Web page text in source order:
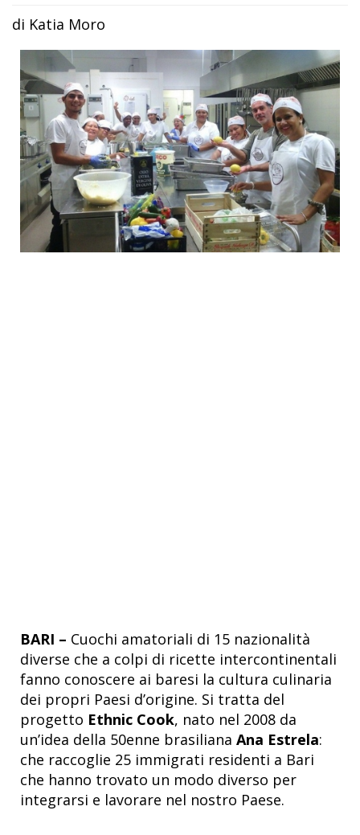
di Katia Moro
BARI – Cuochi amatoriali di 15 nazionalità
diverse che a colpi di ricette intercontinentali
fanno conoscere ai baresi la cultura culinaria
dei propri Paesi d’origine. Si tratta del
progetto Ethnic Cook, nato nel 2008 da
un’idea della 50enne brasiliana Ana Estrela:
che raccoglie 25 immigrati residenti a Bari
che hanno trovato un modo diverso per
integrarsi e lavorare nel nostro Paese.